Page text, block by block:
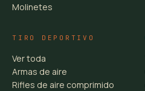
Molinetes
TIRO DEPORTIVO
Ver toda
Armas de aire
Rifles de aire comprimido